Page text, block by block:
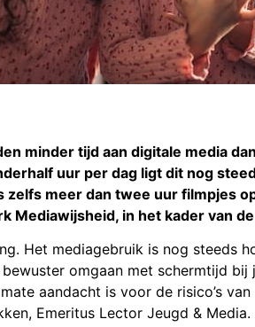
minder tijd aan digitale media
uur per dag ligt dit nog
meer dan twee uur filmpjes
Mediawijsheid, in het kader van
Het mediagebruik is nog steeds
omgaan met schermtijd bij
aandacht is voor de risico’s
Emeritus Lector Jeugd & Media.